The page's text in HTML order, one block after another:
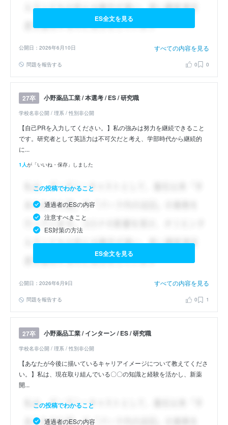
ES全文を見る
公開日：2026年6月10日 すべての内容を見る
問題を報告する 0 0
27卒 小野薬品工業 / 本選考 / ES / 研究職
学校名非公開 / 理系 / 性別非公開
【自己PRを入力してください。】私の強みは努力を継続できること
です。研究者として英語力は不可欠だと考え、学部時代から継続的
に...
1人が「いいね・保存」しました
この投稿でわかること
通過者のESの内容
注意すべきこと
ES対策の方法
ES全文を見る
公開日：2026年6月9日 すべての内容を見る
問題を報告する 0 1
27卒 小野薬品工業 / インターン / ES / 研究職
学校名非公開 / 理系 / 性別非公開
【あなたが今後に描いているキャリアイメージについて教えてくださ
い。】私は、現在取り組んでいる〇〇の知識と経験を活かし、新薬
開...
この投稿でわかること
通過者のESの内容